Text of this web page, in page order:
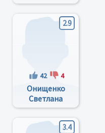
2.9
42 4
Онищенко
Светлана
Петровна
3.4